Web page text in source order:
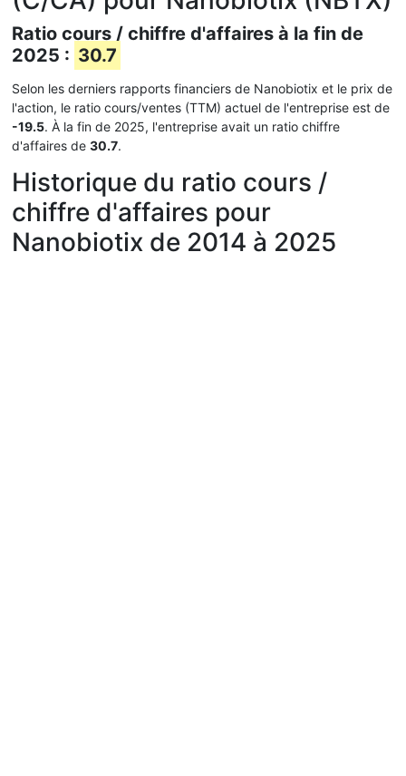
Ratio cours / chiffre d'affaires à la fin de
2025 : 30.7
Selon les derniers rapports financiers de Nanobiotix et le prix de
l'action, le ratio cours/ventes (TTM) actuel de l'entreprise est de
-19.5. À la fin de 2025, l'entreprise avait un ratio chiffre
d'affaires de 30.7.
Historique du ratio cours /
chiffre d'affaires pour
Nanobiotix de 2014 à 2025